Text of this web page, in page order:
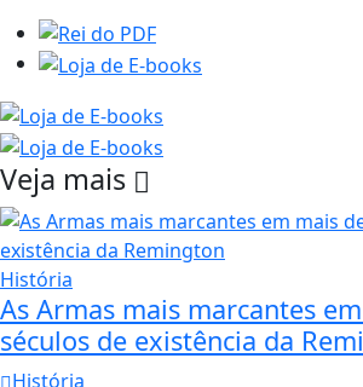
Veja mais
História
As Armas mais marcantes
séculos de existência da
História